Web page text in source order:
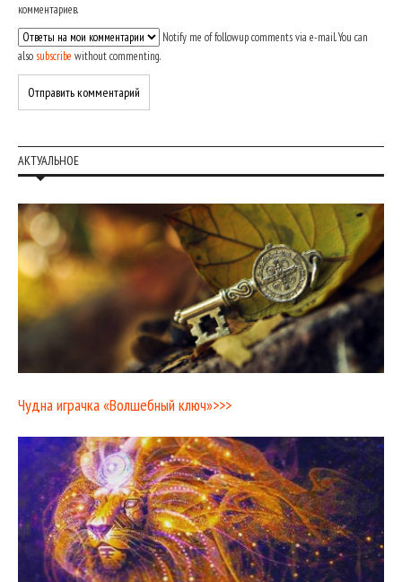
комментариев.
Notify me of followup comments via e-mail. You can
also subscribe without commenting.
АКТУАЛЬНОЕ
Чудна играчка «Волшебный ключ»>>>